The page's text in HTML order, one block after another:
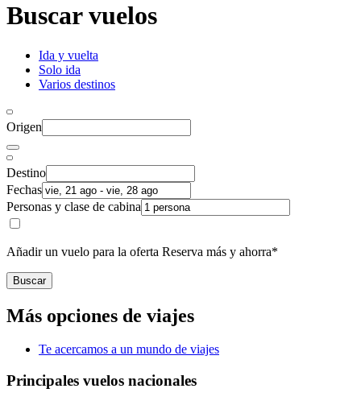
Buscar vuelos
Ida y vuelta
Solo ida
Varios destinos
Origen
Destino
Fechas
Personas y clase de cabina
Añadir un vuelo para la oferta Reserva más y ahorra*
Buscar
Más opciones de viajes
Te acercamos a un mundo de viajes
Principales vuelos nacionales